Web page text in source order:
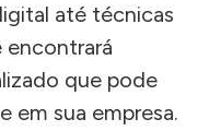
até técnicas
encontrará
que pode
em sua empresa.